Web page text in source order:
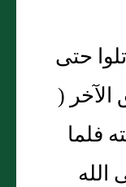
حتى
(
فلما
الله